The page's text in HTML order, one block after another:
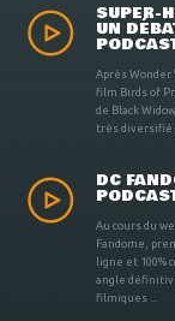
SUPER-
UN
Après
film Birds of
de Black
très diversifié
DC
Au cours du
Fandome,
ligne et 100%
angle
filmiques ...